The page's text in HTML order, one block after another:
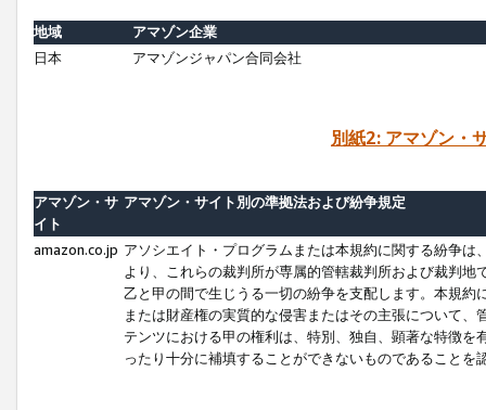
地域
アマゾン企業
日本
アマゾンジャパン合同会社
別紙2: アマゾン・
アマゾン・サ
イト
アマゾン・サイト別の準拠法および紛争規定
amazon.co.jp アソシエイト・プログラムまたは本規約に関する紛争
より、これらの裁判所が専属的管轄裁判所および裁判
乙と甲の間で生じうる一切の紛争を支配します。本規
または財産権の実質的な侵害またはその主張について
テンツにおける甲の権利は、特別、独自、顕著な特徴
ったり十分に補填することができないものであることを